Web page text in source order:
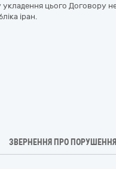
укладення цього Договору
іран.
ЗВЕРНЕННЯ ПРО ПОРУШЕННЯ